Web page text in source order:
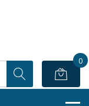
0